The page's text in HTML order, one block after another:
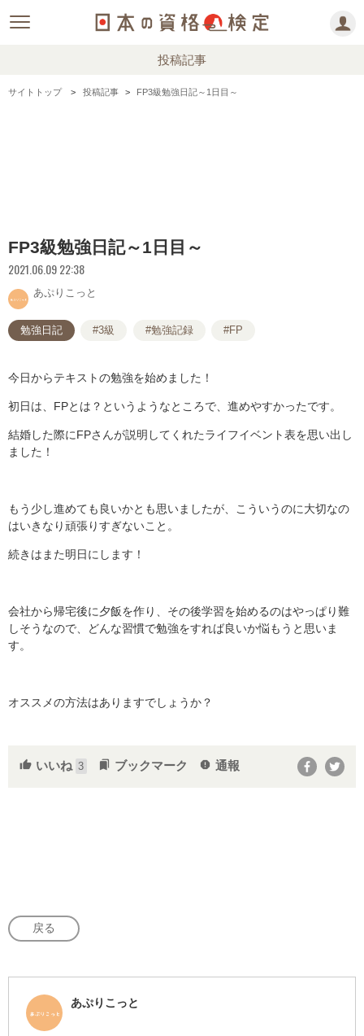
投稿記事
サイトトップ 投稿記事 FP3級勉強日記～1日目～
FP3級勉強日記～1日目～
2021.06.09 22:38
あぷりこっと
勉強日記 #3級 #勉強記録 #FP
今日からテキストの勉強を始めました！
初日は、FPとは？というようなところで、進めやすかったです。
結婚した際にFPさんが説明してくれたライフイベント表を思い出し
ました！
もう少し進めても良いかとも思いましたが、こういうのに大切なの
はいきなり頑張りすぎないこと。
続きはまた明日にします！
会社から帰宅後に夕飯を作り、その後学習を始めるのはやっぱり難
しそうなので、どんな習慣で勉強をすれば良いか悩もうと思いま
す。
オススメの方法はありますでしょうか？
thumb_up いいね 3 bookmarks ブックマーク report 通報
戻る
あぷりこっと